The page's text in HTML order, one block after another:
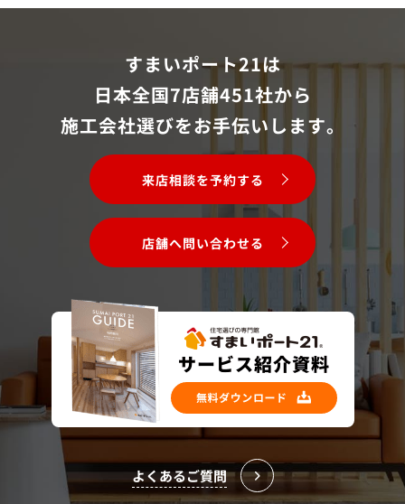
すまいポート21は
日本全国7店舗451社から
施工会社選びをお手伝いします。
来店相談を予約する
店舗へ問い合わせる
よくあるご質問